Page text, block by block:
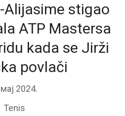
Alijasime stigao
ATP Mastersa
kada se Jirži
povlači
2024.
Tenis